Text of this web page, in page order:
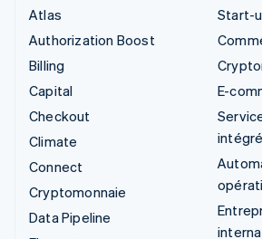
Atlas
Authorization Boost
Billing
Capital
Checkout
Climate
Connect
Cryptomonnaie
Data Pipeline
Start-
E-